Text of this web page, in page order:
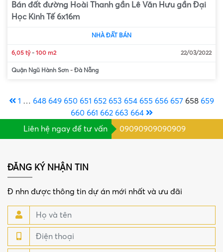
Bán đất đường Hoài Thanh gần Lê Văn Hưu gần Đại
Học Kinh Tế 6x16m
NHÀ ĐẤT BÁN
6,05 tỷ- 100 m2 22/03/2022
Quận Ngũ Hành Sơn - Đà Nẵng
1 … 648 649 650 651 652 653 654 655 656 657 658 659
660 661 662 663 664
Liên hệ ngay để tư vấn
09090909090909
ĐĂNG KÝ NHẬN TIN
Đ nhn được thông tin dự án mới nhất và ưu đãi